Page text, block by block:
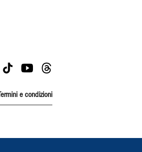
Termini e condizioni